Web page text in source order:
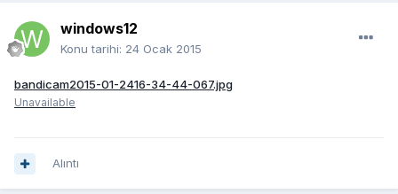
windows12
Konu tarihi: 24 Ocak 2015
bandicam2015-01-2416-34-44-067.jpg
Unavailable
Alıntı